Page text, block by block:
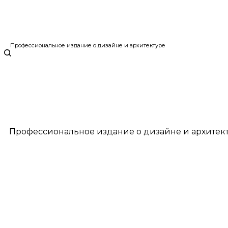
Профессиональное издание о дизайне и архитектуре
Профессиональное издание о дизайне и